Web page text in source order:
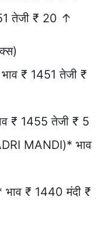
तेजी ₹ 20 ↑
₹ 1451 तेजी ₹
₹ 1455 तेजी ₹ 5
MANDI)* भाव
₹ 1440 मंदी ₹